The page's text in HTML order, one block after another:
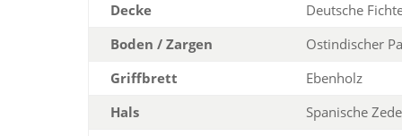
Decke
Deutsche
Boden / Zargen
Ostindischer
Griffbrett
Ebenholz
Hals
Spanische